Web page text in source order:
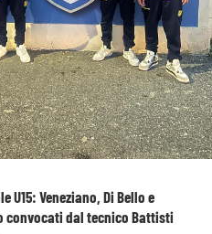
U15: Veneziano, Di Bello e
convocati dal tecnico Battisti